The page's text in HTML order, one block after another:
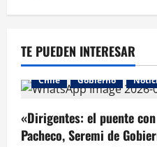
TE PUEDEN INTERESAR
Chile Gobierno
«Dirigentes: el puente
Pacheco, Seremi de